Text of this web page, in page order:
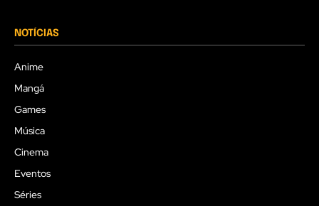
NOTÍCIAS
Anime
Mangá
Games
Música
Cinema
Eventos
Séries